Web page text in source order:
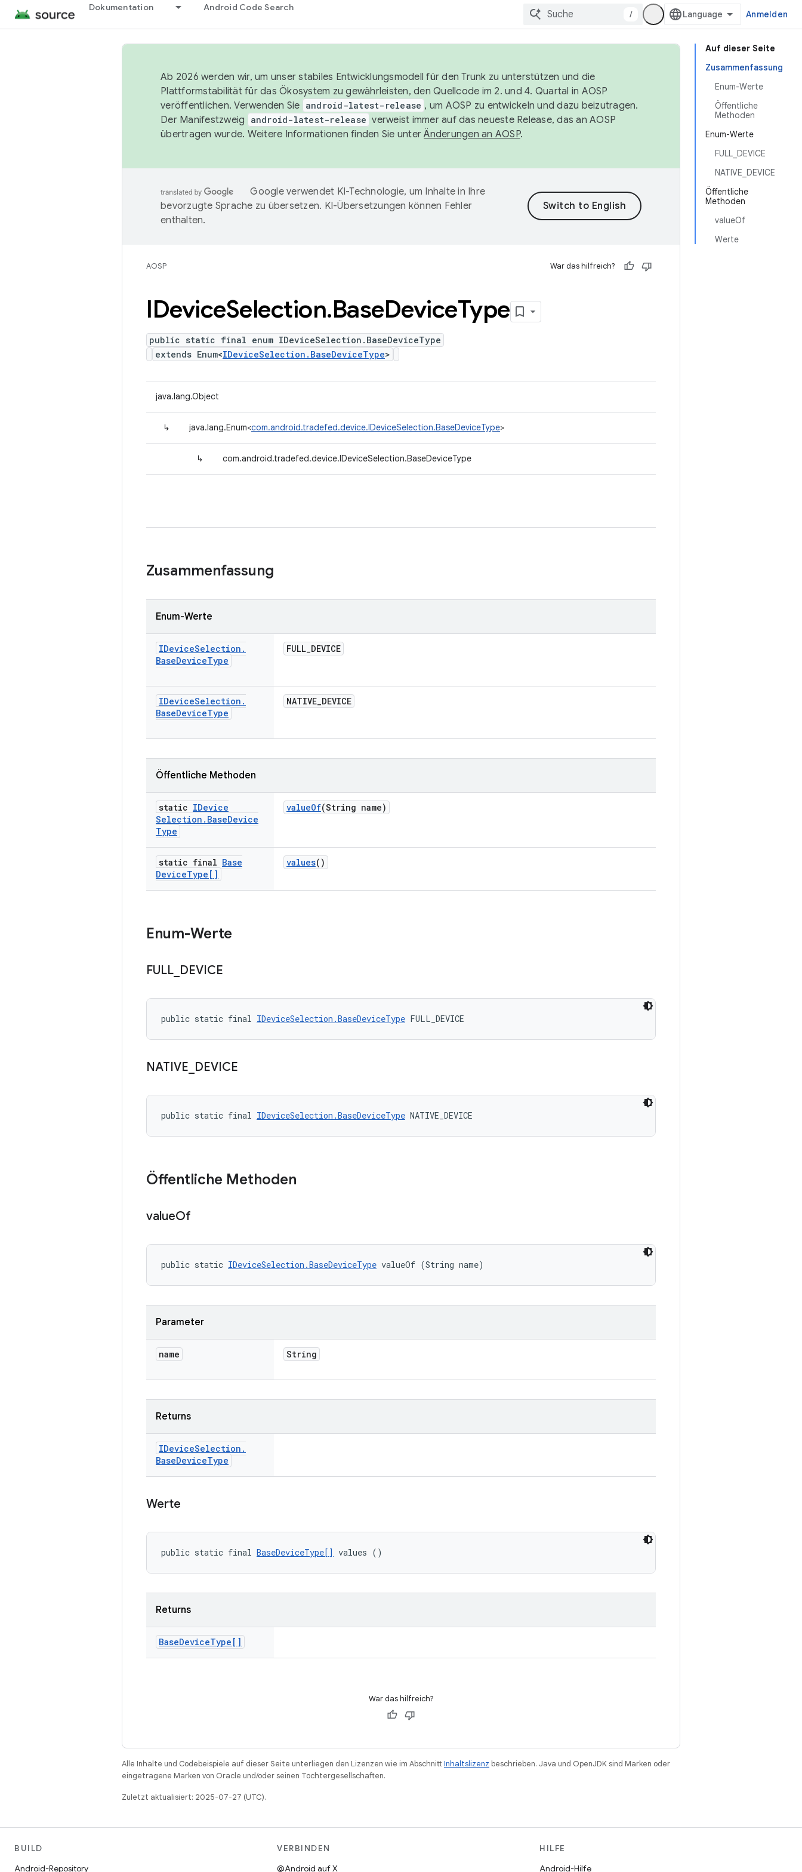
Dokumentation Android Code Search
/ Anmelden
Auf dieser Seite
Zusammenfassung
Enum-Werte
Öffentliche
Methoden
Enum-Werte
FULL_DEVICE
NATIVE_DEVICE
Öffentliche
Methoden
valueOf
Werte
Ab 2026 werden wir, um unser stabiles Entwicklungsmodell für den Trunk zu unterstützen und die
Plattformstabilität für das Ökosystem zu gewährleisten, den Quellcode im 2. und 4. Quartal in AOSP
veröffentlichen. Verwenden Sie android-latest-release , um AOSP zu entwickeln und dazu beizutragen.
Der Manifestzweig
android-latest-release verweist immer auf das neueste Release, das an AOSP
übertragen wurde. Weitere Informationen finden Sie unterÄnderungen an AOSP.
Google verwendet KI-Technologie, um Inhalte in Ihre
bevorzugte Sprache zu übersetzen. KI-Übersetzungen können Fehler
enthalten.
AOSP War das hilfreich?
IDeviceSelection.BaseDeviceType
public static final enum IDeviceSelection.BaseDeviceType
extends Enum<IDeviceSelection.BaseDeviceType>
java.lang.Object
↳ java.lang.Enum<com.android.tradefed.device.IDeviceSelection.BaseDeviceType>
↳ com.android.tradefed.device.IDeviceSelection.BaseDeviceType
Zusammenfassung
Enum-Werte
IDeviceSelection .
BaseDeviceType
FULL_DEVICE
IDeviceSelection .
BaseDeviceType
NATIVE_DEVICE
Öffentliche Methoden
static IDevice
Selection . BaseDevice
Type
valueOf(String name)
static final Base
DeviceType[]
values()
Enum-Werte
FULL DEVICE
public static final IDeviceSelection.BaseDeviceType FULL_DEVICE
NATIVE DEVICE
public static final IDeviceSelection.BaseDeviceType NATIVE_DEVICE
Öffentliche Methoden
valueOf
public static IDeviceSelection.BaseDeviceType valueOf (String name)
Parameter
name String
Returns
IDeviceSelection .
BaseDeviceType
Werte
public static final BaseDeviceType[] values ()
Returns
BaseDeviceType[]
War das hilfreich?
Alle Inhalte und Codebeispiele auf dieser Seite unterliegen den Lizenzen wie im AbschnittInhaltslizenz beschrieben. Java und OpenJDK sind Marken oder
eingetragene Marken von Oracle und/oder seinen Tochtergesellschaften.
Zuletzt aktualisiert: 2025-07-27 (UTC).
BUILD
Android-Repository
VERBINDEN
@Android auf X
HILFE
Android-Hilfe